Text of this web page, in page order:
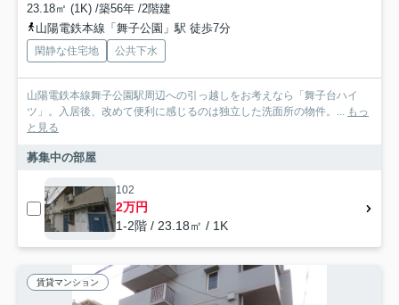
23.18㎡ (1K) /築56年 /2階建
山陽電鉄本線「舞子公園」駅 徒歩7分
閑静な住宅地 公共下水
山陽電鉄本線舞子公園駅周辺への引っ越しをお考えなら「舞子台ハイ
ツ」。入居後、改めて便利に感じるのは独立した洗面所の物件。... もっ
と見る
募集中の部屋
102
2万円
1-2階 / 23.18㎡ / 1K
賃貸マンション